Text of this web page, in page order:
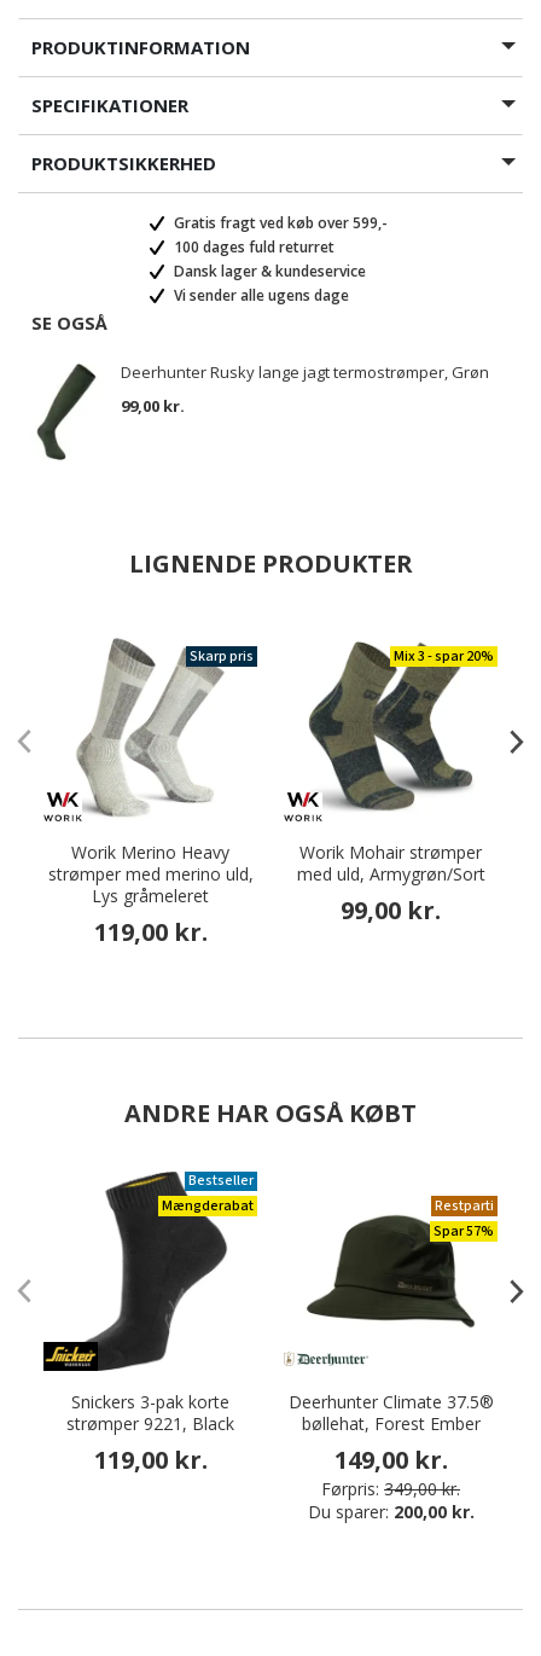
PRODUKTINFORMATION
SPECIFIKATIONER
PRODUKTSIKKERHED
Gratis fragt ved køb over 599,-
100 dages fuld returret
Dansk lager & kundeservice
Vi sender alle ugens dage
SE OGSÅ
Deerhunter Rusky lange jagt termostrømper, Grøn
99,00 kr.
LIGNENDE PRODUKTER
Skarp pris
Worik Merino Heavy
strømper med merino uld,
Lys gråmeleret
119,00 kr.
Mix 3 - spar 20%
Worik Mohair strømper
med uld, Armygrøn/Sort
99,00 kr.
ANDRE HAR OGSÅ KØBT
Bestseller
Mængderabat
Snickers 3-pak korte
strømper 9221, Black
119,00 kr.
Restparti
Spar 57%
Deerhunter Climate 37.5®
bøllehat, Forest Ember
149,00 kr.
Førpris: 349,00 kr.
Du sparer: 200,00 kr.